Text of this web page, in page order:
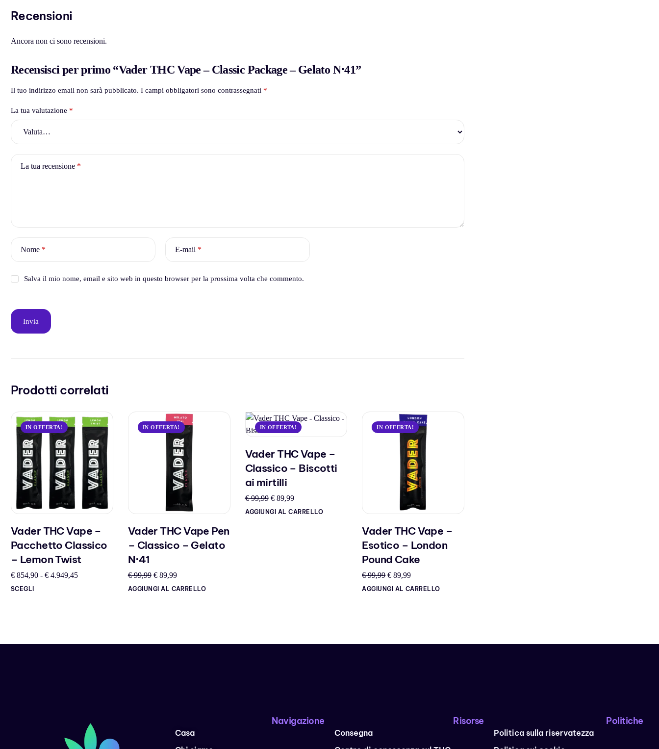
Recensioni
Ancora non ci sono recensioni.
Recensisci per primo “Vader THC Vape – Classic Package – Gelato N⋅41”
Il tuo indirizzo email non sarà pubblicato. I campi obbligatori sono contrassegnati *
La tua valutazione *
La tua recensione *
Nome * E-mail *
Salva il mio nome, email e sito web in questo browser per la prossima volta che commento.
Prodotti correlati
IN OFFERTA!
Vader THC Vape –
Pacchetto Classico
– Lemon Twist
€ 854,90 - € 4.949,45
SCEGLI
IN OFFERTA!
Vader THC Vape Pen
– Classico – Gelato
N⋅41
€99,99 €89,99
AGGIUNGI AL CARRELLO
IN OFFERTA!
Vader THC Vape –
Classico – Biscotti
ai mirtilli
€99,99 €89,99
AGGIUNGI AL CARRELLO
IN OFFERTA!
Vader THC Vape –
Esotico – London
Pound Cake
€99,99 € 89,99
AGGIUNGI AL CARRELLO
Navigazione
Casa
Risorse
Consegna
Politiche
Politica sulla riservatezza